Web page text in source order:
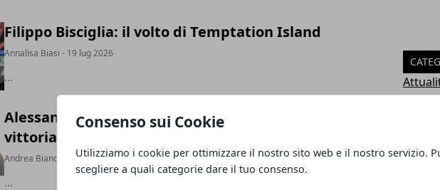
Consenso sui Cookie
Utilizziamo i cookie per ottimizzare il nostro sito web e il nostro servizio.
scegliere a quali categorie dare il tuo consenso.
Filippo Bisciglia: il volto di Temptation Island
Annalisa Biasi - 19 lug 2026
...
Alessandra Mussolini al Grande Fratello Vip: la
vittoria
Andrea Bianchi - 12 lug 2026
...
Cucina
Casa